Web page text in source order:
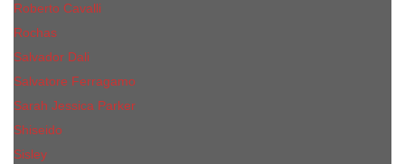
Roberto Cavalli
Rochas
Salvador Dali
Salvatore Ferragamo
Sarah Jessica Parker
Shiseido
Sisley